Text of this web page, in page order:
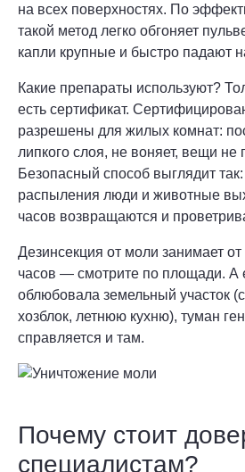
на всех поверхностях. По
такой метод легко обгоняет
капли крупные и быстро падают
Какие препараты используют?
есть сертификат.
разрешены для жилых комнат:
липкого слоя, не воняет, вещи не
Безопасный способ выглядит
распыления люди и животные
часов возвращаются и
Дезинсекция от моли занимает
часов — смотрите по площади. А
облюбовала земельный участок
хозблок, летнюю кухню), туман
справляется и там.
Почему стоит
специалистам?